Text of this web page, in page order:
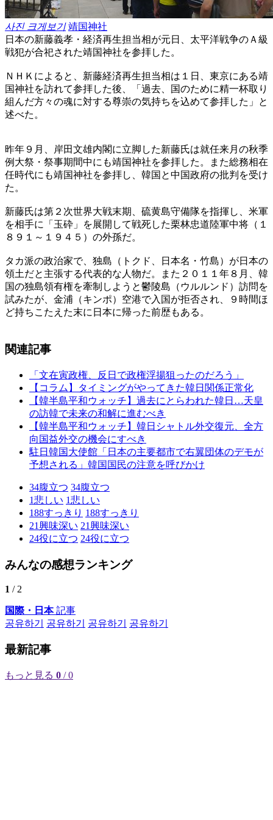
사진 크게보기 靖国神社
日本の新藤義孝・経済再生担当相が元日、太平洋戦争のＡ級
戦犯が合祀された靖国神社を参拝した。
ＮＨＫによると、新藤経済再生担当相は１日、東京にある靖
国神社を訪れて参拝した後、「過去、国のために精一杯取り
組んだ方々の魂に対する尊崇の気持ちを込めて参拝した」と
述べた。
昨年９月、岸田文雄内閣に立脚した新藤氏は就任来月の秋季
例大祭・祭事期間中にも靖国神社を参拝した。また総務相在
任時代にも靖国神社を参拝し、韓国と中国政府の批判を受け
た。
新藤氏は第２次世界大戦末期、硫黄島守備隊を指揮し、米軍
を相手に「玉砕」を展開して戦死した栗林忠道陸軍中将（１
８９１～１９４５）の外孫だ。
タカ派の政治家で、独島（トクド、日本名・竹島）が日本の
領土だと主張する代表的な人物だ。また２０１１年８月、韓
国の独島領有権を牽制しようと鬱陵島（ウルルンド）訪問を
試みたが、金浦（キンポ）空港で入国が拒否され、９時間ほ
ど持ちこたえた末に日本に帰った前歴もある。
関連記事
「文在寅政権、反日で政権浮揚狙ったのだろう」
【コラム】タイミングがやってきた韓日関係正常化
【韓半島平和ウォッチ】過去にとらわれた韓日…天皇
の訪韓で未来の和解に進むべき
【韓半島平和ウォッチ】韓日シャトル外交復元、全方
向国益外交の機会にすべき
駐日韓国大使館「日本の主要都市で右翼団体のデモが
予想される」韓国国民の注意を呼びかけ
34腹立つ 34腹立つ
1悲しい 1悲しい
188すっきり 188すっきり
21興味深い 21興味深い
24役に立つ 24役に立つ
みんなの感想ランキング
1 / 2
国際・日本記事
공유하기
공유하기 공유하기 공유하기
最新記事
もっと見る 0 / 0